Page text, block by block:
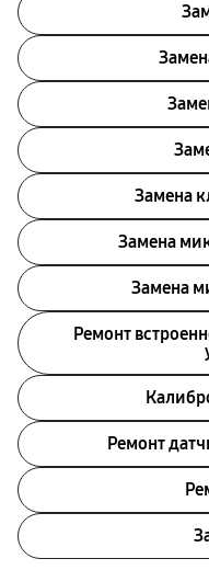
Замена
Замена
Замена
Ремонт
Ремонт